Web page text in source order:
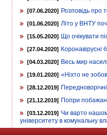
[07.06.2020] Розповідь про
[01.06.2020] Літо у ВНТУ
[15.05.2020] Що очікувати
[27.04.2020] Коронавірусні
[04.03.2020] Весь мир
[19.01.2020] «Ніхто не
[28.12.2019]
[21.12.2019] Попри
[03.12.2019] Чи варто
університету в комунальну